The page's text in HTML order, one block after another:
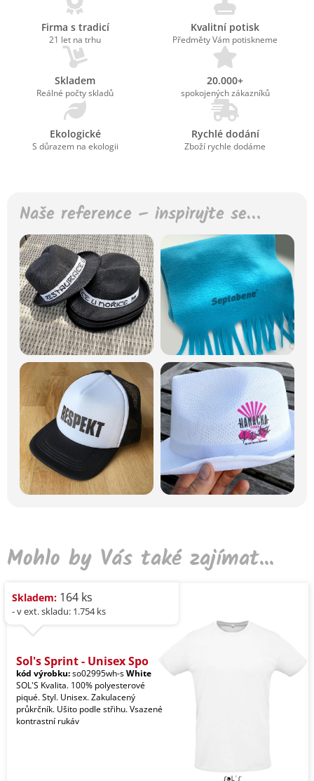
Firma s tradicí
21 let na trhu
Kvalitní potisk
Předměty Vám potiskneme
Skladem
Reálné počty skladů
20.000+
spokojených zákazníků
Ekologické
S důrazem na ekologii
Rychlé dodání
Zboží rychle dodáme
Naše reference – inspirujte se…
Mohlo by Vás také zajímat...
Skladem: 164 ks
- v ext. skladu: 1.754 ks
Sol's Sprint - Unisex Spo
kód výrobku:so02995wh-sWhite
SOL'S Kvalita. 100% polyesterové
piqué. Styl. Unisex. Zakulacený
průkrčník. Ušito podle střihu. Vsazené
kontrastní rukáv